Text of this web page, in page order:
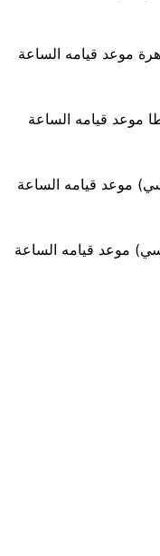
القاهرة موعد قيامه الساعة
طنطا موعد قيامه الساعة
(روسي) موعد قيامه الساعة
(روسي) موعد قيامه الساعة